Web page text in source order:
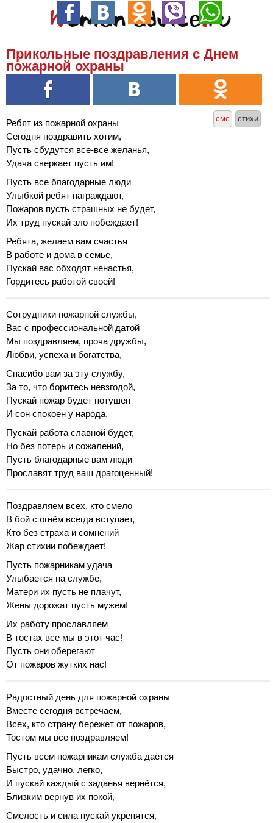
Прикольные поздравления с Днем
пожарной охраны
смс стихи
Ребят из пожарной охраны
Сегодня поздравить хотим,
Пусть сбудутся все-все желанья,
Удача сверкает пусть им!
Пусть все благодарные люди
Улыбкой ребят награждают,
Пожаров пусть страшных не будет,
Их труд пускай зло побеждает!
Ребята, желаем вам счастья
В работе и дома в семье,
Пускай вас обходят ненастья,
Гордитесь работой своей!
Сотрудники пожарной службы,
Вас с профессиональной датой
Мы поздравляем, проча дружбы,
Любви, успеха и богатства,
Спасибо вам за эту службу,
За то, что боритесь невзгодой,
Пускай пожар будет потушен
И сон спокоен у народа,
Пускай работа славной будет,
Но без потерь и сожалений,
Пусть благодарные вам люди
Прославят труд ваш драгоценный!
Поздравляем всех, кто смело
В бой с огнём всегда вступает,
Кто без страха и сомнений
Жар стихии побеждает!
Пусть пожарникам удача
Улыбается на службе,
Матери их пусть не плачут,
Жены дорожат пусть мужем!
Их работу прославляем
В тостах все мы в этот час!
Пусть они оберегают
От пожаров жутких нас!
Радостный день для пожарной охраны
Вместе сегодня встречаем,
Всех, кто страну бережет от пожаров,
Тостом мы все поздравляем!
Пусть всем пожарникам служба даётся
Быстро, удачно, легко,
И пускай каждый с заданья вернётся,
Близким вернув их покой,
Смелость и сила пускай укрепятся,